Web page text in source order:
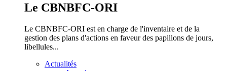
Le CBNBFC-ORI
Le CBNBFC-ORI est en charge de l'inventaire et de la
gestion des plans d'actions en faveur des papillons de jours,
libellules...
Actualités